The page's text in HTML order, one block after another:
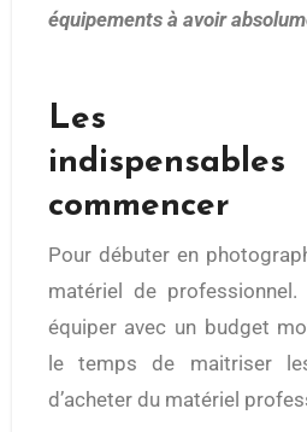
équipements à avoir
Les
commencer
Pour débuter en photographie, inutile d’avoir du
matériel de
équiper avec un budget
le temps de maitriser
d’acheter du matériel